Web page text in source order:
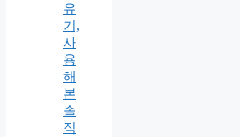
유
기,
사
용
해
본
솔
직